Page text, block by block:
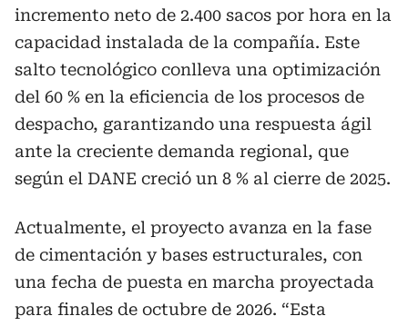
incremento neto de 2.400 sacos por hora en la
capacidad instalada de la compañía. Este
salto tecnológico conlleva una optimización
del 60 % en la eficiencia de los procesos de
despacho, garantizando una respuesta ágil
ante la creciente demanda regional, que
según el DANE creció un 8 % al cierre de 2025.
Actualmente, el proyecto avanza en la fase
de cimentación y bases estructurales, con
una fecha de puesta en marcha proyectada
para finales de octubre de 2026. “Esta